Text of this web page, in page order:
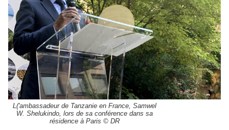
L('ambassadeur de Tanzanie en France, Samwel
W. Shelukindo, lors de sa conférence dans sa
résidence à Paris © DR